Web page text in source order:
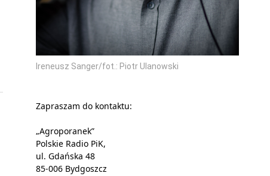
Ireneusz Sanger/fot.: Piotr Ulanowski
Zapraszam do kontaktu:
„Agroporanek”
Polskie Radio PiK,
ul. Gdańska 48
85-006 Bydgoszcz